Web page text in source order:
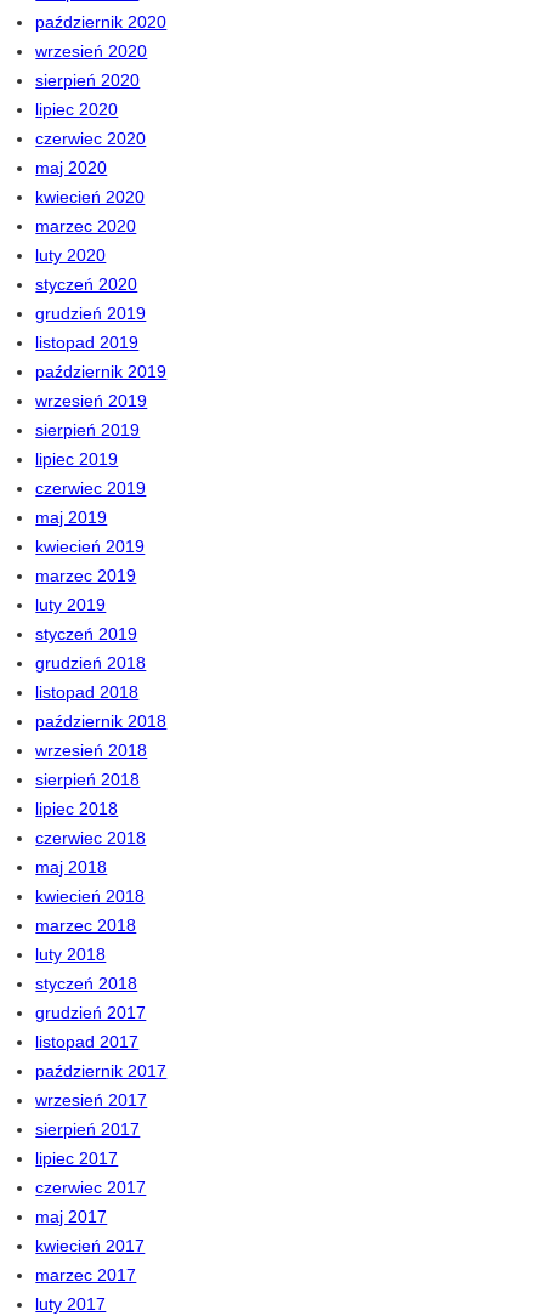
październik 2020
wrzesień 2020
sierpień 2020
lipiec 2020
czerwiec 2020
maj 2020
kwiecień 2020
marzec 2020
luty 2020
styczeń 2020
grudzień 2019
listopad 2019
październik 2019
wrzesień 2019
sierpień 2019
lipiec 2019
czerwiec 2019
maj 2019
kwiecień 2019
marzec 2019
luty 2019
styczeń 2019
grudzień 2018
listopad 2018
październik 2018
wrzesień 2018
sierpień 2018
lipiec 2018
czerwiec 2018
maj 2018
kwiecień 2018
marzec 2018
luty 2018
styczeń 2018
grudzień 2017
listopad 2017
październik 2017
wrzesień 2017
sierpień 2017
lipiec 2017
czerwiec 2017
maj 2017
kwiecień 2017
marzec 2017
luty 2017